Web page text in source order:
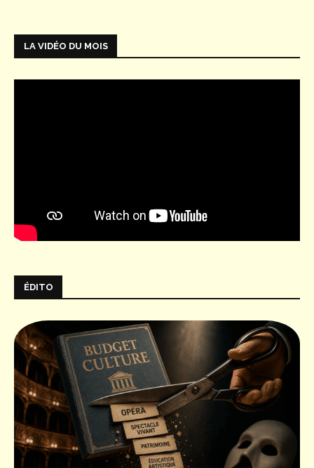
LA VIDÉO DU MOIS
ÉDITO